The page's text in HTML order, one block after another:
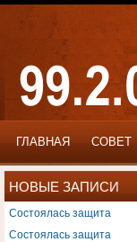
ГЛАВНАЯ СОВЕТ
НОВЫЕ ЗАПИСИ
Состоялась защита
Состоялась защита